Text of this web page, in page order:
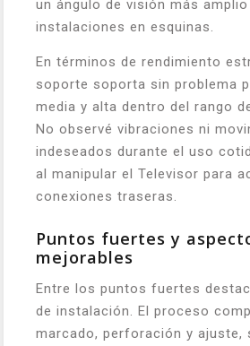
un ángulo de visión más amplio
instalaciones en esquinas.
En términos de rendimiento
soporte soporta sin problema
media y alta dentro del rango
No observé vibraciones ni
indeseados durante el uso
al manipular el Televisor para
conexiones traseras.
Puntos fuertes y
mejorables
Entre los puntos fuertes
de instalación. El proceso
marcado, perforación y ajuste,